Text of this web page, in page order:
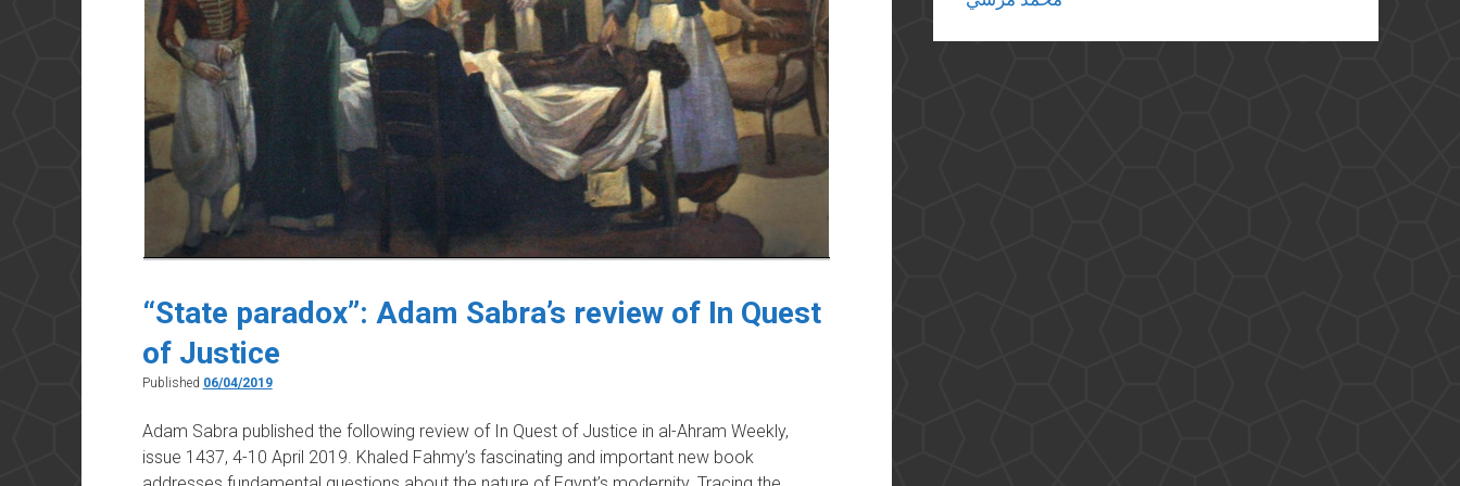
“State paradox”: Adam Sabra’s review of In Quest
of Justice
Published 06/04/2019
Adam Sabra published the following review of In Quest of Justice in al-Ahram Weekly,
issue 1437, 4-10 April 2019. Khaled Fahmy’s fascinating and important new book